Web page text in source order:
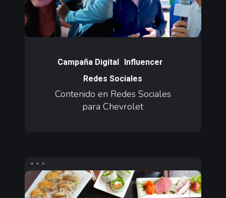
para
Chevrolet
en
Redes
Sociales
para
Campaña Digital
Influencer
Redes Sociales
Contenido en Redes Sociales
para Chevrolet
Agencia
Digital